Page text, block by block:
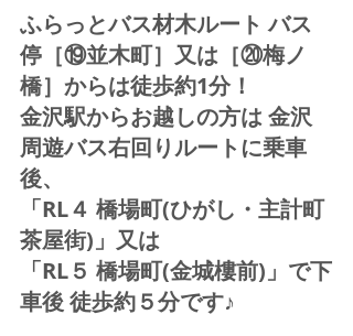
ふらっとバス材木ルート バス
停［⑲並木町］又は［⑳梅ノ
橋］からは徒歩約1分！
金沢駅からお越しの方は 金沢
周遊バス右回りルートに乗車
後、
「RL４ 橋場町(ひがし・主計町
茶屋街)」又は
「RL５ 橋場町(金城樓前)」で下
車後 徒歩約５分です♪